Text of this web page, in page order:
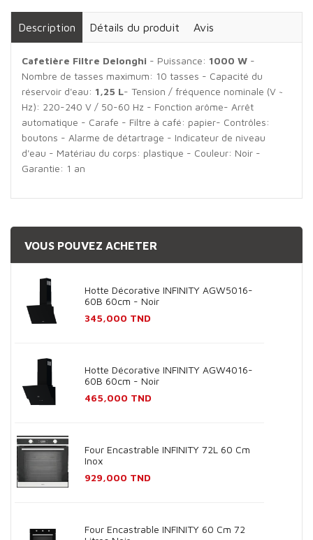
Description Détails du produit Avis
Cafetière Filtre Delonghi - Puissance: 1000 W -
Nombre de tasses maximum: 10 tasses - Capacité du
réservoir d'eau: 1,25 L- Tension / fréquence nominale (V ~
Hz): 220-240 V / 50-60 Hz - Fonction arôme- Arrêt
automatique - Carafe - Filtre à café: papier- Contrôles:
boutons - Alarme de détartrage - Indicateur de niveau
d'eau - Matériau du corps: plastique - Couleur: Noir -
Garantie: 1 an
VOUS POUVEZ ACHETER
Hotte Décorative INFINITY AGW5016-
60B 60cm - Noir
Prix
345,000 TND
Hotte Décorative INFINITY AGW4016-
60B 60cm - Noir
Prix
465,000 TND
Four Encastrable INFINITY 72L 60 Cm
Inox
Prix
929,000 TND
Four Encastrable INFINITY 60 Cm 72